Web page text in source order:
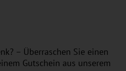
– Überraschen Sie einen
Gutschein aus unserem